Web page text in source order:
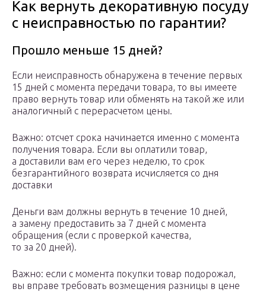
Как вернуть декоративную посуду
с неисправностью по гарантии?
Прошло меньше 15 дней?
Если неисправность обнаружена в течение первых
15 дней с момента передачи товара, то вы имеете
право вернуть товар или обменять на такой же или
аналогичный с перерасчетом цены.
Важно: отсчет срока начинается именно с момента
получения товара. Если вы оплатили товар,
а доставили вам его через неделю, то срок
безгарантийного возврата исчисляется со дня
доставки
Деньги вам должны вернуть в течение 10 дней,
а замену предоставить за 7 дней с момента
обращения (если с проверкой качества,
то за 20 дней).
Важно: если с момента покупки товар подорожал,
вы вправе требовать возмещения разницы в цене